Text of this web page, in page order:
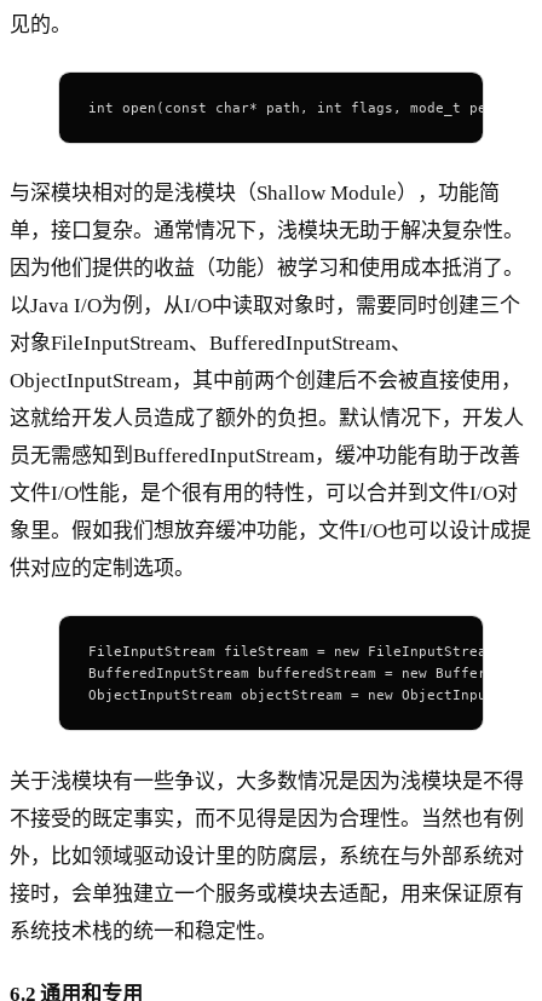
见的。
int open(const char* path, int flags, mode_t
与深模块相对的是浅模块（Shallow Module），功能简
单，接口复杂。通常情况下，浅模块无助于解决复杂性。
因为他们提供的收益（功能）被学习和使用成本抵消了。
以Java I/O为例，从I/O中读取对象时，需要同时创建三个
对象FileInputStream、BufferedInputStream、
ObjectInputStream，其中前两个创建后不会被直接使用，
这就给开发人员造成了额外的负担。默认情况下，开发人
员无需感知到BufferedInputStream，缓冲功能有助于改善
文件I/O性能，是个很有用的特性，可以合并到文件I/O对
象里。假如我们想放弃缓冲功能，文件I/O也可以设计成提
供对应的定制选项。
FileInputStream fileStream = new
BufferedInputStream bufferedStream = new
ObjectInputStream objectStream = new
关于浅模块有一些争议，大多数情况是因为浅模块是不得
不接受的既定事实，而不见得是因为合理性。当然也有例
外，比如领域驱动设计里的防腐层，系统在与外部系统对
接时，会单独建立一个服务或模块去适配，用来保证原有
系统技术栈的统一和稳定性。
6.2 通用和专用